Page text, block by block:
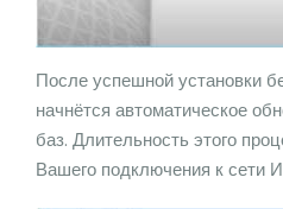
После успешной установки
начнётся автоматическое
баз. Длительность этого
Вашего подключения к сети